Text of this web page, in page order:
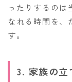
ったりするのは
なれる時間を、
す。
3. 家族の立